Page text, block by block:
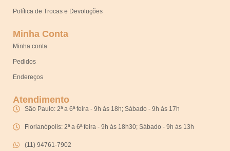
Política de Trocas e Devoluções
Minha Conta
Minha conta
Pedidos
Endereços
Atendimento
São Paulo: 2ª a 6ª feira - 9h às 18h; Sábado - 9h às 17h
Florianópolis: 2ª a 6ª feira - 9h às 18h30; Sábado - 9h às 13h
(11) 94761-7902